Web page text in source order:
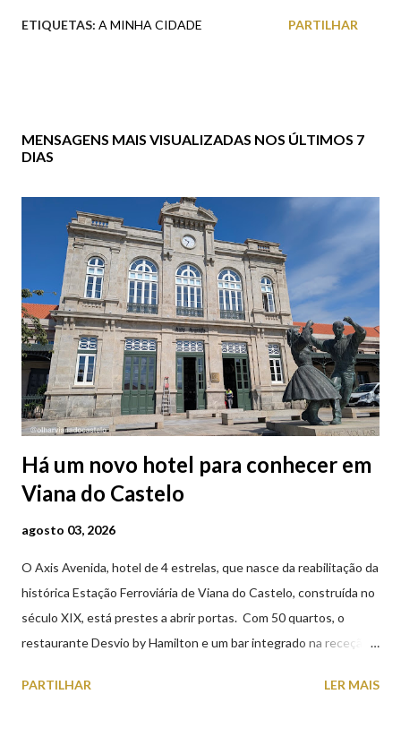
ETIQUETAS: A MINHA CIDADE PARTILHAR
MENSAGENS MAIS VISUALIZADAS NOS ÚLTIMOS 7
DIAS
Há um novo hotel para conhecer em
Viana do Castelo
agosto 03, 2026
O Axis Avenida, hotel de 4 estrelas, que nasce da reabilitação da
histórica Estação Ferroviária de Viana do Castelo, construída no
século XIX, está prestes a abrir portas. Com 50 quartos, o
restaurante Desvio by Hamilton e um bar integrado na receção,
peças históricas cedidas pela IP Património que homenageiam a
PARTILHAR LER MAIS